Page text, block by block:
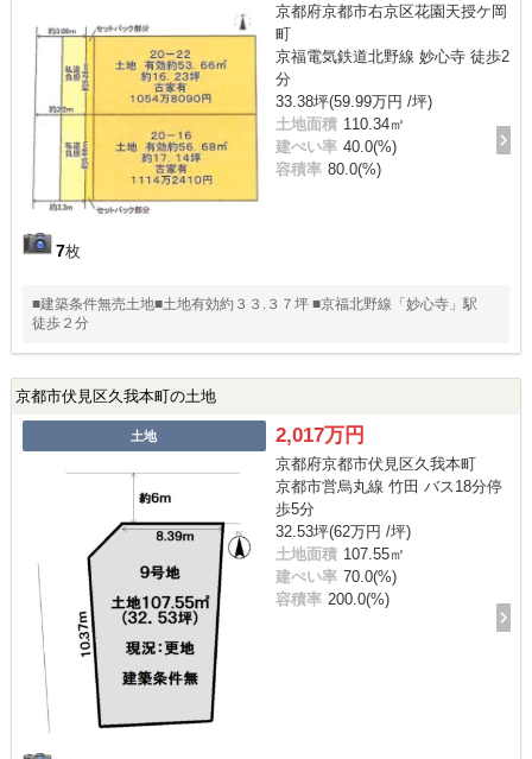
7枚
京都府京都市右京区花園天授ケ岡
町
京福電気鉄道北野線 妙心寺 徒歩2
分
33.38坪(59.99万円 /坪)
土地面積 110.34㎡
建ぺい率 40.0(%)
容積率 80.0(%)
■建築条件無売土地■土地有効約３３.３７坪 ■京福北野線「妙心寺」駅
徒歩２分
京都市伏見区久我本町の土地
土地 2,017万円
京都府京都市伏見区久我本町
京都市営烏丸線 竹田 バス18分停
歩5分
32.53坪(62万円 /坪)
土地面積 107.55㎡
建ぺい率 70.0(%)
容積率 200.0(%)